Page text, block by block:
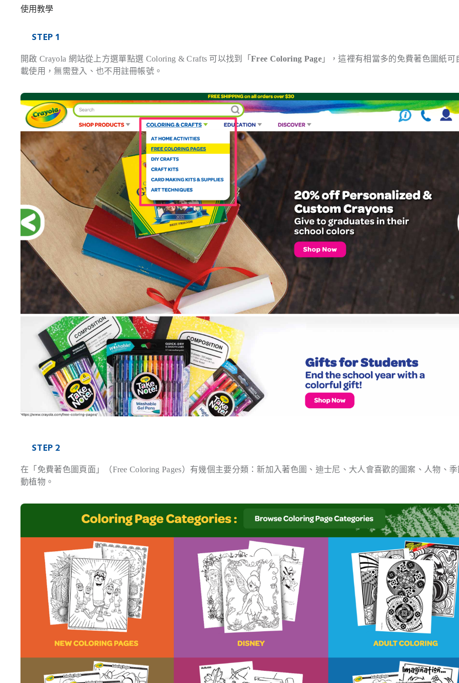
使用教學
STEP 1
開啟 Crayola 網站從上方選單點選 Coloring & Crafts 可以找到「Free Coloring Page」，這裡有相當多的免費著色圖紙可
載使用，無需登入、也不用註冊帳號。
STEP 2
在「免費著色圖頁面」（Free Coloring Pages）有幾個主要分類：新加入著色圖、迪士尼、大人會喜歡的圖案、人物、
動植物。